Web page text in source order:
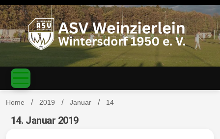
S
k
i
p
c
ASV
Home 2019 Januar 14
14. Januar 2019